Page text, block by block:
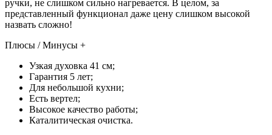
ручки, не слишком сильно нагревается. В целом, за
представленный функционал даже цену слишком высокой
назвать сложно!
Плюсы / Минусы +
Узкая духовка 41 см;
Гарантия 5 лет;
Для небольшой кухни;
Есть вертел;
Высокое качество работы;
Каталитическая очистка.